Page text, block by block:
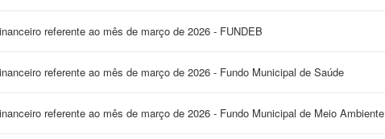
referente ao mês de março de 2026 - FUNDEB
referente ao mês de março de 2026 - Fundo Municipal de Saúde
referente ao mês de março de 2026 - Fundo Municipal de Meio Ambiente